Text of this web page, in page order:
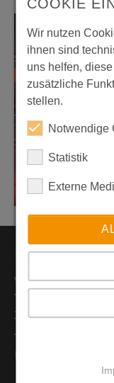
Kontaktdaten
Van der Heijden
Tramsmeiers
32694 Dörentrup
Tel.: 05265 - 945
COOKIE
Wir nutzen
ihnen sind
uns helfen,
zusätzliche
stellen.
Notwendige
Statistik
Externe